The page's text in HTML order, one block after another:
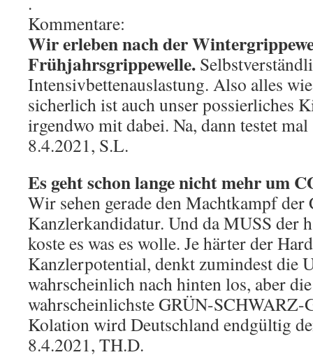
Kommentare:
Wir erleben nach der
Frühjahrsgrippewelle.
Intensivbettenauslastung. Also alles
sicherlich ist auch unser possierliches
irgendwo mit dabei. Na, dann testet
8.4.2021, S.L.
Es geht schon lange nicht mehr um
Wir sehen gerade den Machtkampf
Kanzlerkandidatur. Und da MUSS der
koste es was es wolle. Je härter der
Kanzlerpotential, denkt zumindest die
wahrscheinlich nach hinten los, aber
wahrscheinlichste GRÜN-SCHWARZ-
Kolation wird Deutschland endgültig
8.4.2021, TH.D.